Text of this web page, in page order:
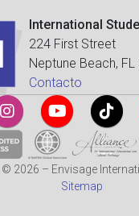
International
224 First Street
Neptune Beach,
Contacto
© 2026 – Envisage
Sitemap